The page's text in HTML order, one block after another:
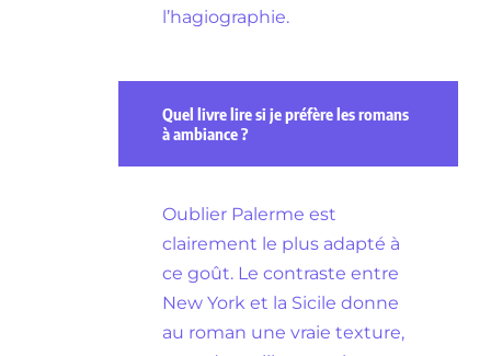
l’hagiographie.
Quel livre lire si je préfère les romans
à ambiance ?
Oublier Palerme est
clairement le plus adapté à
ce goût. Le contraste entre
New York et la Sicile donne
au roman une vraie texture,